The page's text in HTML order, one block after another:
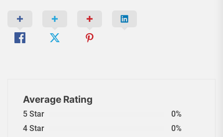
Average Rating
5 Star
0%
4 Star
0%